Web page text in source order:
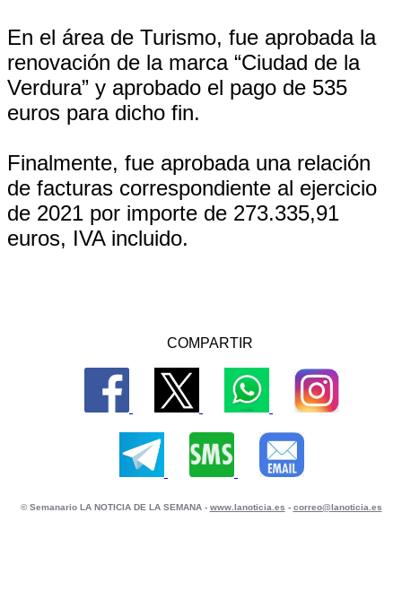
En el área de Turismo, fue aprobada la
renovación de la marca “Ciudad de la
Verdura” y aprobado el pago de 535
euros para dicho fin.
Finalmente, fue aprobada una relación
de facturas correspondiente al ejercicio
de 2021 por importe de 273.335,91
euros, IVA incluido.
COMPARTIR
© Semanario LA NOTICIA DE LA SEMANA - www.lanoticia.es - correo@lanoticia.es